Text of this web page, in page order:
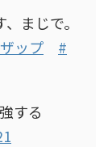
まじで。
ップ
#
する